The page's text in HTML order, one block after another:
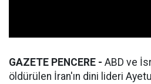
GAZETE PENCERE - ABD ve
öldürülen İran'ın dini lideri